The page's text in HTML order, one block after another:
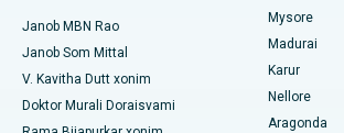
Psixologni toping
Aragonda, Andhra Pradeshdagi eng yaxshi
Bannerghatta yo'lidagi eng yaxshi
Bhubaneswardagi 15-bo'limdagi eng yaxshi
Bachadon arteriyasi embolizatsiyasi
Tuxumdon sistektomiyasi
Ko'krak bezi saratoni operatsiyasi
Janob MBN Rao
Janob Som Mittal
V. Kavitha Dutt xonim
Doktor Murali Doraisvami
Mysore
Madurai
Karur
Nellore
Aragonda